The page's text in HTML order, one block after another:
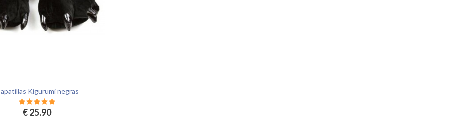
Kigurumi negras
€ 25.90